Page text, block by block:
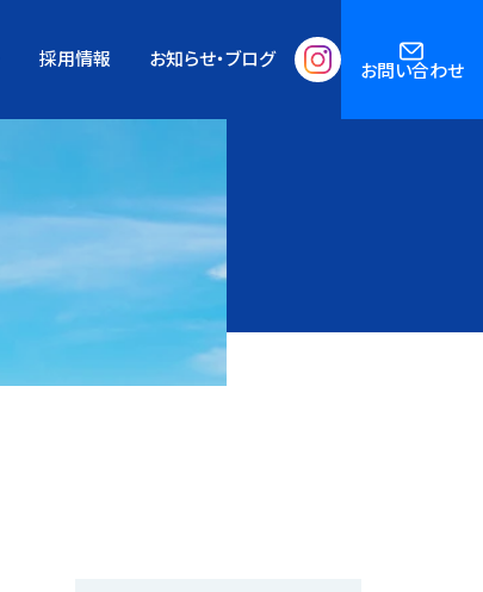
採用情報 お知らせ・ブログ お問い合わせ